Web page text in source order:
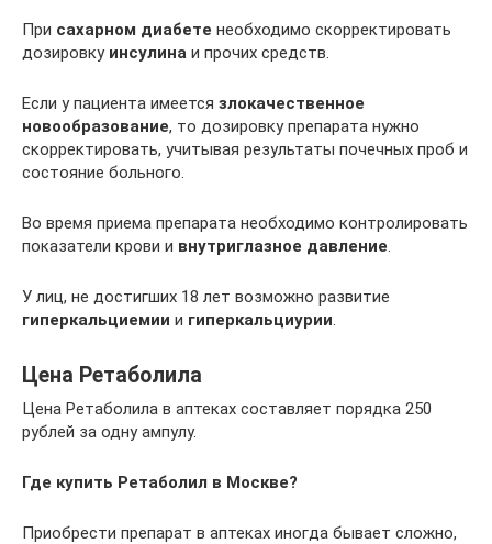
При сахарном диабете необходимо скорректировать
дозировку инсулина и прочих средств.
Если у пациента имеется злокачественное
новообразование, то дозировку препарата нужно
скорректировать, учитывая результаты почечных проб и
состояние больного.
Во время приема препарата необходимо контролировать
показатели крови и внутриглазное давление.
У лиц, не достигших 18 лет возможно развитие
гиперкальциемии и гиперкальциурии.
Цена Ретаболила
Цена Ретаболила в аптеках составляет порядка 250
рублей за одну ампулу.
Где купить Ретаболил в Москве?
Приобрести препарат в аптеках иногда бывает сложно,